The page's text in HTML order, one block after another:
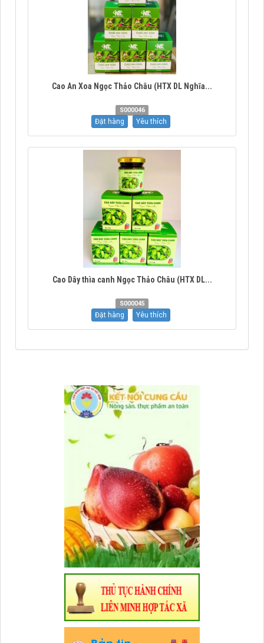
Cao An Xoa Ngọc Thảo Châu (HTX DL Nghĩa...
S000046
Đặt hàng Yêu thích
Cao Dây thìa canh Ngọc Thảo Châu (HTX DL...
S000045
Đặt hàng Yêu thích